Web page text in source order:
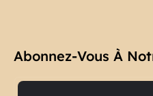
Abonnez-Vous À